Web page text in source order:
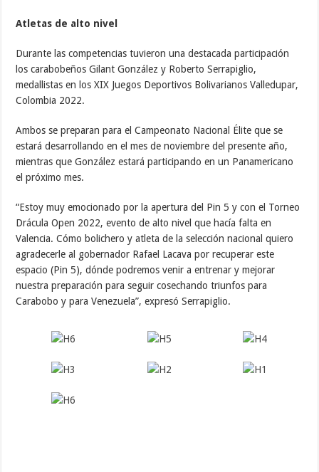
Atletas de alto nivel
Durante las competencias tuvieron una destacada participación
los carabobeños Gilant González y Roberto Serrapiglio,
medallistas en los XIX Juegos Deportivos Bolivarianos Valledupar,
Colombia 2022.
Ambos se preparan para el Campeonato Nacional Élite que se
estará desarrollando en el mes de noviembre del presente año,
mientras que González estará participando en un Panamericano
el próximo mes.
“Estoy muy emocionado por la apertura del Pin 5 y con el Torneo
Drácula Open 2022, evento de alto nivel que hacía falta en
Valencia. Cómo bolichero y atleta de la selección nacional quiero
agradecerle al gobernador Rafael Lacava por recuperar este
espacio (Pin 5), dónde podremos venir a entrenar y mejorar
nuestra preparación para seguir cosechando triunfos para
Carabobo y para Venezuela”, expresó Serrapiglio.